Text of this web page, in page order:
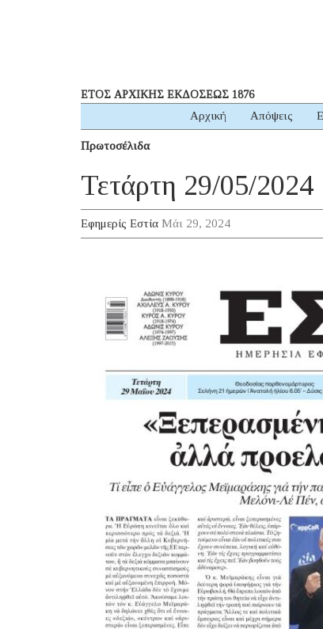
ΕΤΟΣ ΑΡΧΙΚΗΣ ΕΚΔΟΣΕΩΣ 1876
Αρχική Απόψεις
Πρωτοσέλιδα
Τετάρτη 29/05/2024
Εφημερίς Εστία Μάι 29, 2024